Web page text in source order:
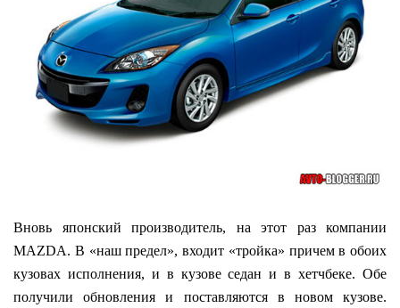
Вновь японский производитель, на этот раз компании
MAZDA. В «наш предел», входит «тройка» причем в обоих
кузовах исполнения, и в кузове седан и в хетчбеке. Обе
получили обновления и поставляются в новом кузове.